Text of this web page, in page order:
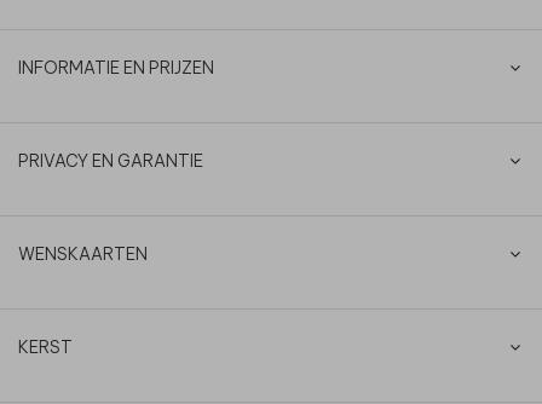
INFORMATIE EN PRIJZEN
PRIVACY EN GARANTIE
WENSKAARTEN
KERST